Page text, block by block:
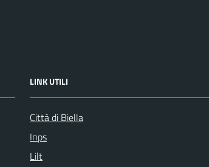
LINK UTILI
Città di Biella
Inps
Lilt